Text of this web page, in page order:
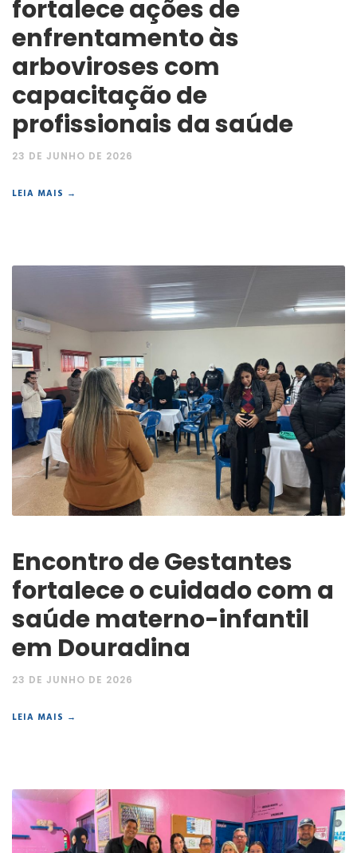
fortalece ações de
enfrentamento às
arboviroses com
capacitação de
profissionais da saúde
23 DE JUNHO DE 2026
LEIA MAIS →
Encontro de Gestantes
fortalece o cuidado com a
saúde materno-infantil
em Douradina
23 DE JUNHO DE 2026
LEIA MAIS →